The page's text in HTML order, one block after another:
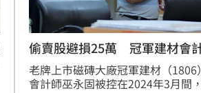
偷賣股避損25萬 冠軍建材會
訴
老牌上市磁磚大廠冠軍建材（1806
會計師巫永固被控在2024年3月間